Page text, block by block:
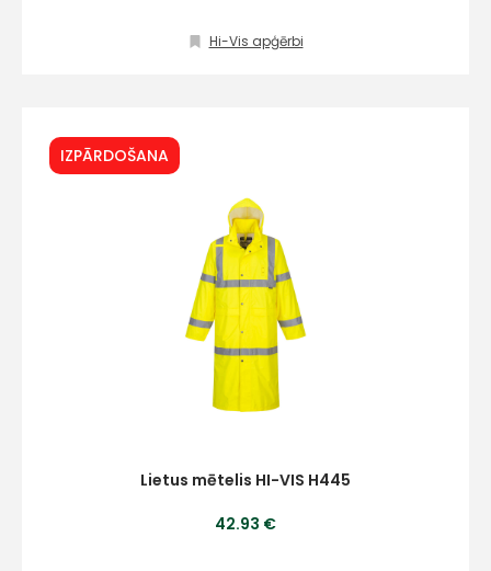
Hi-Vis apģērbi
IZPĀRDOŠANA
Lietus mētelis HI-VIS H445
42.93 €